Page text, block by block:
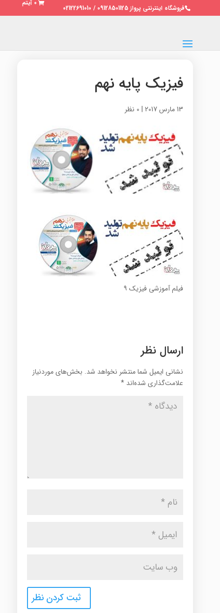
فروشگاه اینترنتی پرواز 09128501125 / 02122691010
0 آیتم
فیزیک پایه نهم
13 مارس 2017 | 0 نظر
فیلم آموزشی فیزیک ۹
ارسال نظر
نشانی ایمیل شما منتشر نخواهد شد. بخش‌های موردنیاز
علامت‌گذاری شده‌اند *